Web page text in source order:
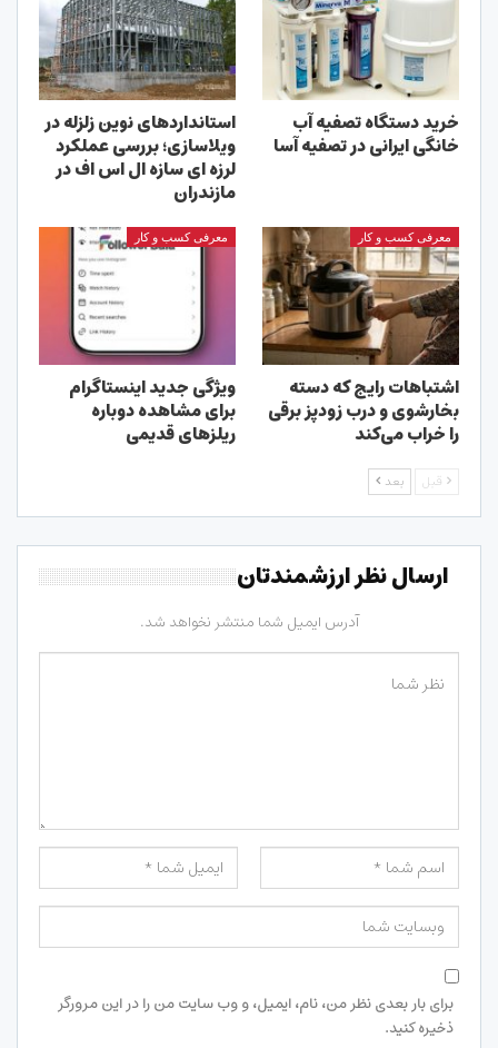
خرید دستگاه تصفیه آب
خانگی ایرانی در تصفیه آسا
استانداردهای نوین زلزله در
ویلاسازی؛ بررسی عملکرد
لرزه ای سازه ال اس اف در
مازندران
معرفی کسب و کار
اشتباهات رایج که دسته
بخارشوی و درب زودپز برقی
را خراب می‌کند
معرفی کسب و کار
ویژگی جدید اینستاگرام
برای مشاهده دوباره
ریلزهای قدیمی
قبل بعد
ارسال نظر ارزشمندتان
آدرس ایمیل شما منتشر نخواهد شد.
برای بار بعدی نظر من، نام، ایمیل، و وب سایت من را در این مرورگر
ذخیره کنید.